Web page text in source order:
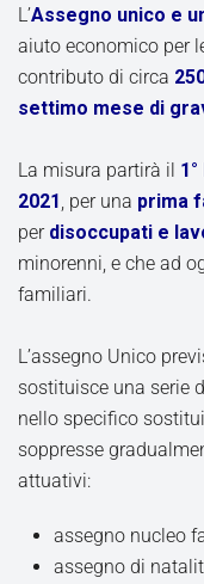
L’Assegno unico e
aiuto economico per
contributo di circa
settimo mese di
La misura partirà il
2021, per una prima
per disoccupati e
minorenni, e che ad
familiari.
L’assegno Unico
sostituisce una serie
nello specifico
soppresse
attuativi:
assegno nucleo
assegno di